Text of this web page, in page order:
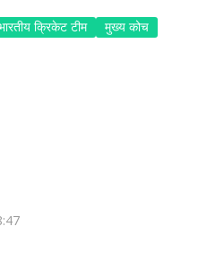
क्रिकेट टीम मुख्य कोच